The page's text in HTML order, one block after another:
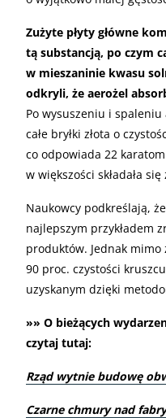
Zużyte płyty główne
tą substancją, po czym
w mieszaninie kwasu
odkryli, że aerożel
Po wysuszeniu i
całe bryłki złota o
co odpowiada 22
w większości składała
Naukowcy podkreślają,
najlepszym przykładem
produktów. Jednak mimo
90 proc. czystości
uzyskanym dzięki
»» O bieżących
czytaj tutaj:
Rząd wytnie budowę
Czarne chmury nad